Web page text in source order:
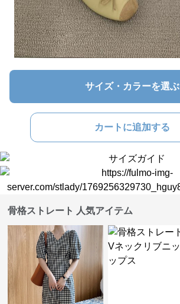
サイズ・カラーを選ぶ
カートに追加する
骨格ストレート 人気アイテム